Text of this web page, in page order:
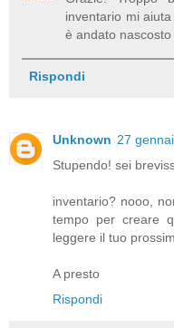
inventario mi
è andato
Rispondi
Unknown 27
Stupendo! sei
inventario? nooo,
tempo per creare
leggere il tuo
A presto
Rispondi